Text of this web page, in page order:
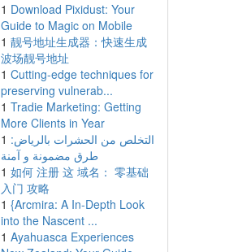
1 Download Pixidust: Your
Guide to Magic on Mobile
1 靓号地址生成器：快速生成
波场靓号地址
1 Cutting-edge techniques for
preserving vulnerab...
1 Tradie Marketing: Getting
More Clients in Year
1 التخلص من الحشرات بالرياض:
طرق مضمونة و آمنة
1 如何 注册 这 域名： 零基础
入门 攻略
1 {Arcmira: A In-Depth Look
into the Nascent ...
1 Ayahuasca Experiences